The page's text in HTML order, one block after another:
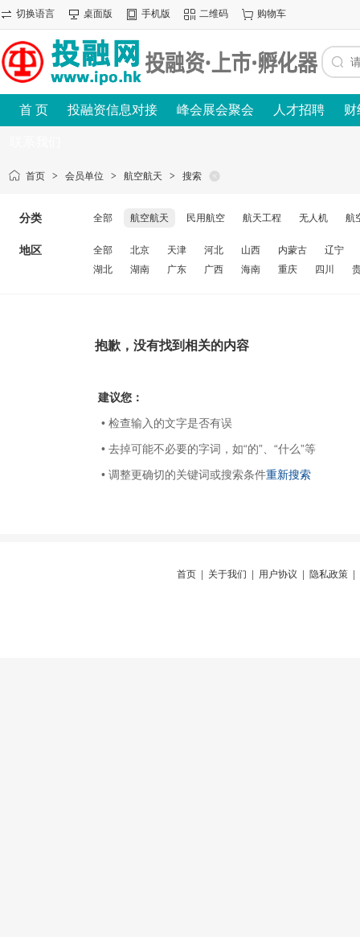
切换语言 桌面版 手机版 二维码 购物车
首 页 投融资信息对接 峰会展会聚会 人才招聘 财
首页 > 会员单位 > 航空航天 > 搜索
分类 全部 航空航天 民用航空 航天工程 无人机 航
地区 全部 北京 天津 河北 山西 内蒙古
辽宁
湖北
湖南 广东 广西 海南 重庆 四川
抱歉，没有找到相关的内容
建议您：
• 检查输入的文字是否有误
• 去掉可能不必要的字词，如“的”、“什么”等
• 调整更确切的关键词或搜索条件重新搜索
首页 关于我们 用户协议 隐私政策